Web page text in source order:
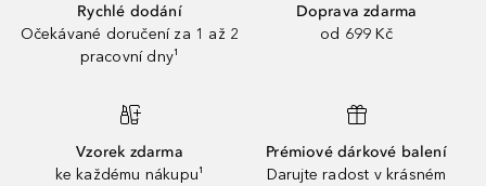
Rychlé dodání
Očekávané doručení za 1 až 2
pracovní dny¹
Doprava zdarma
od 699 Kč
Vzorek zdarma
ke každému nákupu¹
Prémiové dárkové balení
Darujte radost v krásném